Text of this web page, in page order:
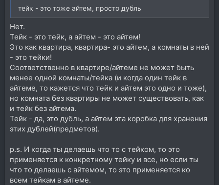
тейк - это тоже айтем, просто дубль
Нет.
Тейк - это тейк, а айтем - это айтем!
Это как квартира, квартира- это айтем, а комнаты в ней
- это тейки!
Соответственно в квартире/айтеме не может быть
менее одной комнаты/тейка (и когда один тейк в
айтеме, то кажется что тейк и айтем это одно и тоже),
но комната без квартиры не может существовать, как
и тейк без айтема.
Тейк - да, это дубль, а айтем эта коробка для хранения
этих дублей(предметов).
p.s. И когда ты делаешь что то с тейком, то это
применяется к конкретному тейку и все, но если ты
что то делаешь с айтемом, то это применяется ко
всем тейкам в айтеме.